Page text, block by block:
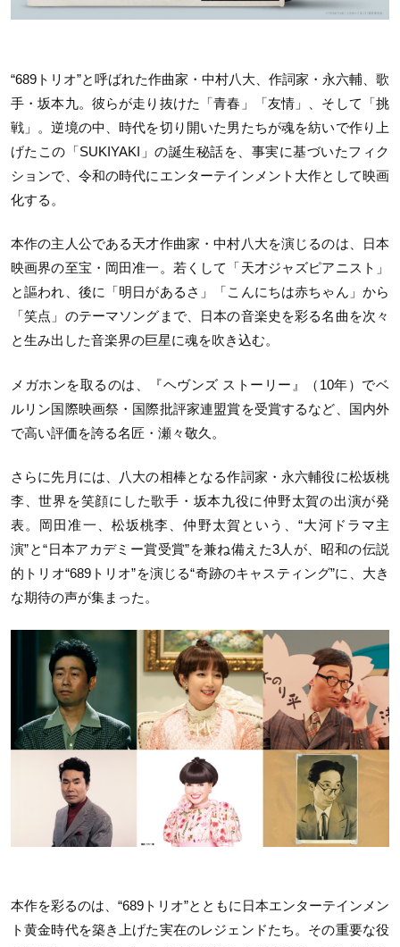
“689トリオ”と呼ばれた作曲家・中村八大、作詞家・永六輔、歌
手・坂本九。彼らが走り抜けた「青春」「友情」、そして「挑
戦」。逆境の中、時代を切り開いた男たちが魂を紡いで作り上
げたこの「SUKIYAKI」の誕生秘話を、事実に基づいたフィク
ションで、令和の時代にエンターテインメント大作として映画
化する。
本作の主人公である天才作曲家・中村八大を演じるのは、日本
映画界の至宝・岡田准一。若くして「天才ジャズピアニスト」
と謳われ、後に「明日があるさ」「こんにちは赤ちゃん」から
「笑点」のテーマソングまで、日本の音楽史を彩る名曲を次々
と生み出した音楽界の巨星に魂を吹き込む。
メガホンを取るのは、『ヘヴンズ ストーリー』（10年）でベ
ルリン国際映画祭・国際批評家連盟賞を受賞するなど、国内外
で高い評価を誇る名匠・瀬々敬久。
さらに先月には、八大の相棒となる作詞家・永六輔役に松坂桃
李、世界を笑顔にした歌手・坂本九役に仲野太賀の出演が発
表。岡田准一、松坂桃李、仲野太賀という、“大河ドラマ主
演”と“日本アカデミー賞受賞”を兼ね備えた3人が、昭和の伝説
的トリオ“689トリオ”を演じる“奇跡のキャスティング”に、大き
な期待の声が集まった。
本作を彩るのは、“689トリオ”とともに日本エンターテインメン
ト黄金時代を築き上げた実在のレジェンドたち。その重要な役